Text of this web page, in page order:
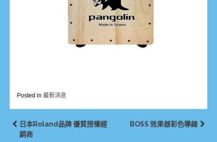
Posted in 最新消息
日本Roland品牌 優質授權經
銷商
BOSS 效果器彩色導線